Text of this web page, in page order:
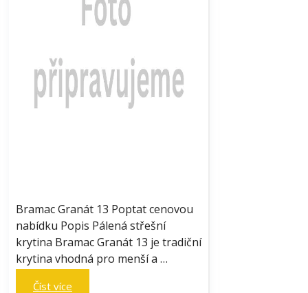
Bramac Granát 13 Poptat cenovou
nabídku Popis Pálená střešní
krytina Bramac Granát 13 je tradiční
krytina vhodná pro menší a …
Číst více